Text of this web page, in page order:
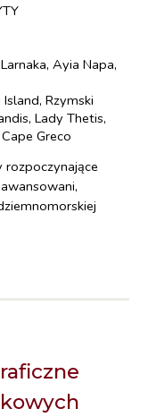
Ayia Napa,
Rzymski
Lady Thetis,
Greco
rozpoczynające